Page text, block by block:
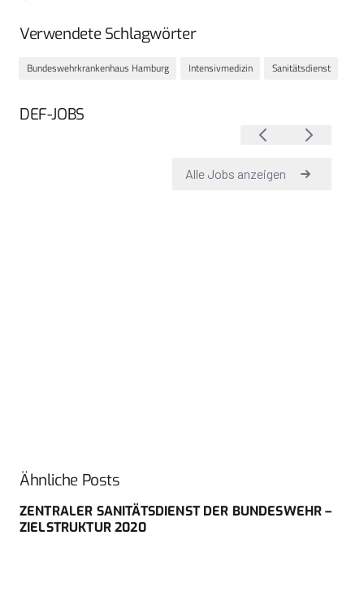
Verwendete Schlagwörter
Bundeswehrkrankenhaus Hamburg Intensivmedizin Sanitätsdienst
DEF-JOBS
Ähnliche Posts
ZENTRALER SANITÄTSDIENST DER BUNDESWEHR –
ZIELSTRUKTUR 2020